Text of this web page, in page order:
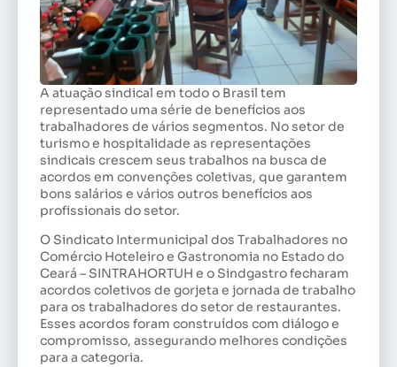
A atuação sindical em todo o Brasil tem
representado uma série de benefícios aos
trabalhadores de vários segmentos. No setor de
turismo e hospitalidade as representações
sindicais crescem seus trabalhos na busca de
acordos em convenções coletivas, que garantem
bons salários e vários outros benefícios aos
profissionais do setor.
O Sindicato Intermunicipal dos Trabalhadores no
Comércio Hoteleiro e Gastronomia no Estado do
Ceará – SINTRAHORTUH e o Sindgastro fecharam
acordos coletivos de gorjeta e jornada de trabalho
para os trabalhadores do setor de restaurantes.
Esses acordos foram construídos com diálogo e
compromisso, assegurando melhores condições
para a categoria.